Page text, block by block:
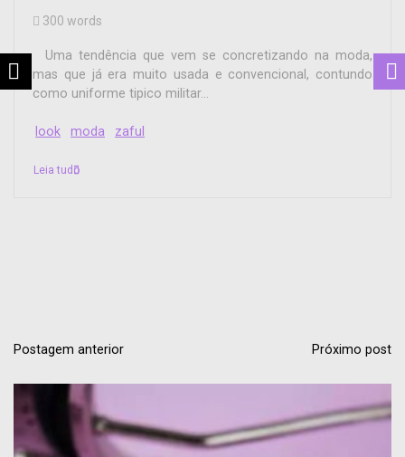
298 words
As novas coleções de Outono/inverno vindo com tudo e
claro que os pés não ficariam de fora (trocadilho rs). As
apostas da...
Leia tudo
Postagem anterior Próximo post